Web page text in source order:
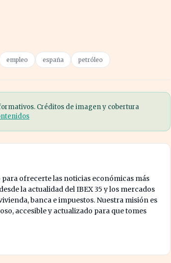
empleo españa petróleo
Créditos de imagen y cobertura
ofrecerte las noticias económicas más
la actualidad del IBEX 35 y los mercados
banca e impuestos. Nuestra misión es
accesible y actualizado para que tomes